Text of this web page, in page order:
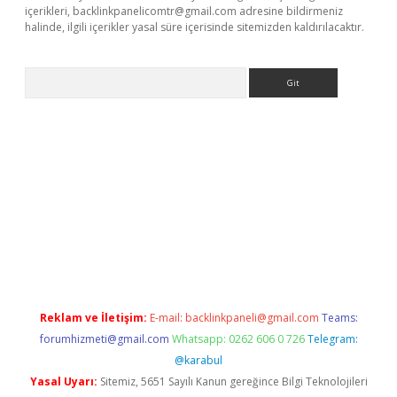
içerikleri, backlinkpanelicomtr@gmail.com adresine bildirmeniz
halinde, ilgili içerikler yasal süre içerisinde sitemizden kaldırılacaktır.
Reklam ve İletişim: E-mail: backlinkpaneli@gmail.com Teams:
forumhizmeti@gmail.com Whatsapp: 0262 606 0 726 Telegram:
@karabul
Yasal Uyarı: Sitemiz, 5651 Sayılı Kanun gereğince Bilgi Teknolojileri